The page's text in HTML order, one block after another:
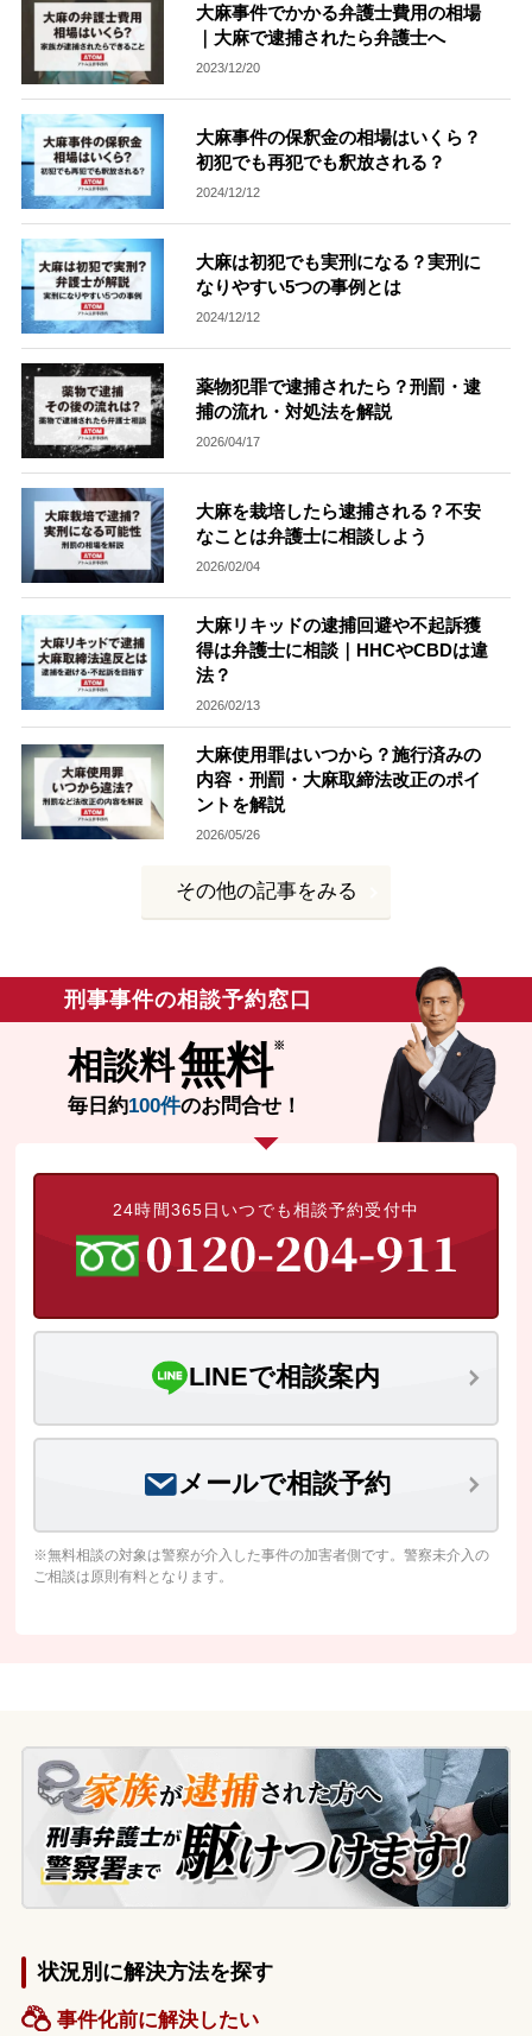
刑事事件について知りたい方
刑事事件データベース
大麻事件でかかる弁護士費用の相場
｜大麻で逮捕されたら弁護士へ
2023/12/20
大麻事件の保釈金の相場はいくら？
初犯でも再犯でも釈放される？
2024/12/12
大麻は初犯でも実刑になる？実刑に
なりやすい5つの事例とは
2024/12/12
薬物犯罪で逮捕されたら？刑罰・逮
捕の流れ・対処法を解説
2026/04/17
大麻を栽培したら逮捕される？不安
なことは弁護士に相談しよう
2026/02/04
大麻リキッドの逮捕回避や不起訴獲
得は弁護士に相談｜HHCやCBDは違
法？
2026/02/13
大麻使用罪はいつから？施行済みの
内容・刑罰・大麻取締法改正のポイ
ントを解説
2026/05/26
その他の記事をみる
刑事事件の相談予約窓口
相談料無料
毎日約100件のお問合せ！
24時間365日いつでも相談予約受付中
LINEで相談案内
メールで相談予約
※無料相談の対象は警察が介入した事件の加害者側です。警察未介入の
ご相談は原則有料となります。
状況別に解決方法を探す
事件化前に解決したい